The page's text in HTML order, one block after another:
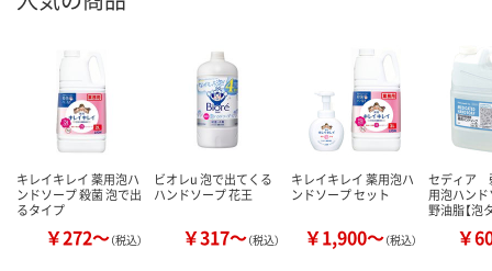
キレイキレイ 薬用泡ハ
ンドソープ 殺菌 泡で出
るタイプ
￥272～（税込）
ビオレu 泡で出てくる
ハンドソープ 花王
￥317～（税込）
キレイキレイ 薬用泡ハ
ンドソープ セット
￥1,900～（税込）
セディア
用泡ハン
野油脂【泡
￥